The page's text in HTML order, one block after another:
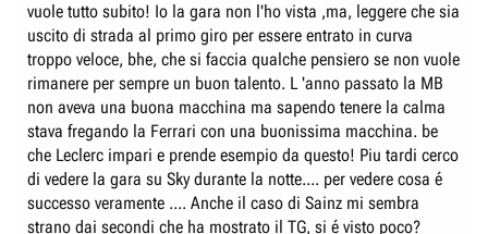
vuole tutto subito! Io la gara non l'ho vista ,ma, leggere che sia
uscito di strada al primo giro per essere entrato in curva
troppo veloce, bhe, che si faccia qualche pensiero se non vuole
rimanere per sempre un buon talento. L 'anno passato la MB
non aveva una buona macchina ma sapendo tenere la calma
stava fregando la Ferrari con una buonissima macchina. be
che Leclerc impari e prende esempio da questo! Piu tardi cerco
di vedere la gara su Sky durante la notte.... per vedere cosa é
successo veramente .... Anche il caso di Sainz mi sembra
strano dai secondi che ha mostrato il TG, si é visto poco?